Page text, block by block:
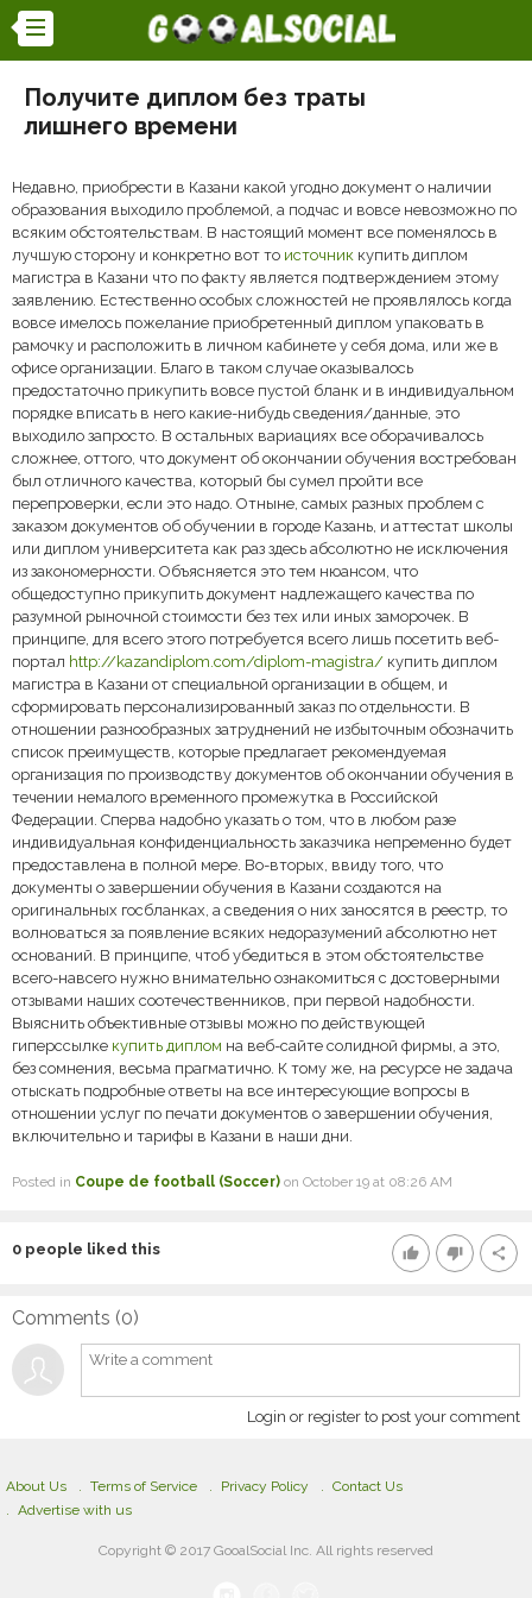
Получите диплом без траты
лишнего времени
Недавно, приобрести в Казани какой угодно документ о наличии
образования выходило проблемой, а подчас и вовсе невозможно по
всяким обстоятельствам. В настоящий момент все поменялось в
лучшую сторону и конкретно вот то источник купить диплом
магистра в Казани что по факту является подтверждением этому
заявлению. Естественно особых сложностей не проявлялось когда
вовсе имелось пожелание приобретенный диплом упаковать в
рамочку и расположить в личном кабинете у себя дома, или же в
офисе организации. Благо в таком случае оказывалось
предостаточно прикупить вовсе пустой бланк и в индивидуальном
порядке вписать в него какие-нибудь сведения/данные, это
выходило запросто. В остальных вариациях все оборачивалось
сложнее, оттого, что документ об окончании обучения востребован
был отличного качества, который бы сумел пройти все
перепроверки, если это надо. Отныне, самых разных проблем с
заказом документов об обучении в городе Казань, и аттестат школы
или диплом университета как раз здесь абсолютно не исключения
из закономерности. Объясняется это тем нюансом, что
общедоступно прикупить документ надлежащего качества по
разумной рыночной стоимости без тех или иных заморочек. В
принципе, для всего этого потребуется всего лишь посетить веб-
портал http://kazandiplom.com/diplom-magistra/ купить диплом
магистра в Казани от специальной организации в общем, и
сформировать персонализированный заказ по отдельности. В
отношении разнообразных затруднений не избыточным обозначить
список преимуществ, которые предлагает рекомендуемая
организация по производству документов об окончании обучения в
течении немалого временного промежутка в Российской
Федерации. Сперва надобно указать о том, что в любом разе
индивидуальная конфиденциальность заказчика непременно будет
предоставлена в полной мере. Во-вторых, ввиду того, что
документы о завершении обучения в Казани создаются на
оригинальных госбланках, а сведения о них заносятся в реестр, то
волноваться за появление всяких недоразумений абсолютно нет
оснований. В принципе, чтоб убедиться в этом обстоятельстве
всего-навсего нужно внимательно ознакомиться с достоверными
отзывами наших соотечественников, при первой надобности.
Выяснить объективные отзывы можно по действующей
гиперссылке купить диплом на веб-сайте солидной фирмы, а это,
без сомнения, весьма прагматично. К тому же, на ресурсе не задача
отыскать подробные ответы на все интересующие вопросы в
отношении услуг по печати документов о завершении обучения,
включительно и тарифы в Казани в наши дни.
Posted in Coupe de football (Soccer) on October 19 at 08:26 AM
thumb_up thumb_down share
0 people liked this
Comments (0)
Login or register to post your comment
About Us Terms of Service Privacy Policy
Contact Us
Advertise with us
Copyright © 2017 GooalSocial Inc. All rights reserved